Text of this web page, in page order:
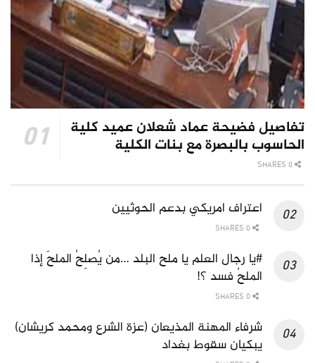
تفاصيل فضيحة عماد شعلان عميد كلية
الحاسوب بالبصرة مع بنات الكلية
اعتراف امريكي بدعم الحوثيين
#يا رجال العلم يا ملح البلد …من يُصلِحُ الملحَ إذا
الملحُ فسد ؟!
شرفاء المهنة المذيعان (عزة الشرع ومحمد كريشان)
يبكيان سقوط بغداد